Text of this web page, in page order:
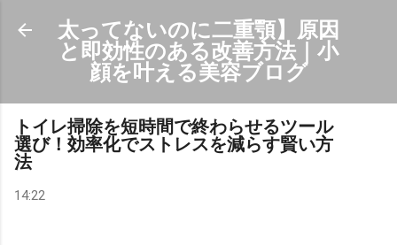
スキップしてメイン コンテンツに移動
太ってないのに二重顎】原因
と即効性のある改善方法｜小
顔を叶える美容ブログ
トイレ掃除を短時間で終わらせるツール
選び！効率化でストレスを減らす賢い方
法
14:22